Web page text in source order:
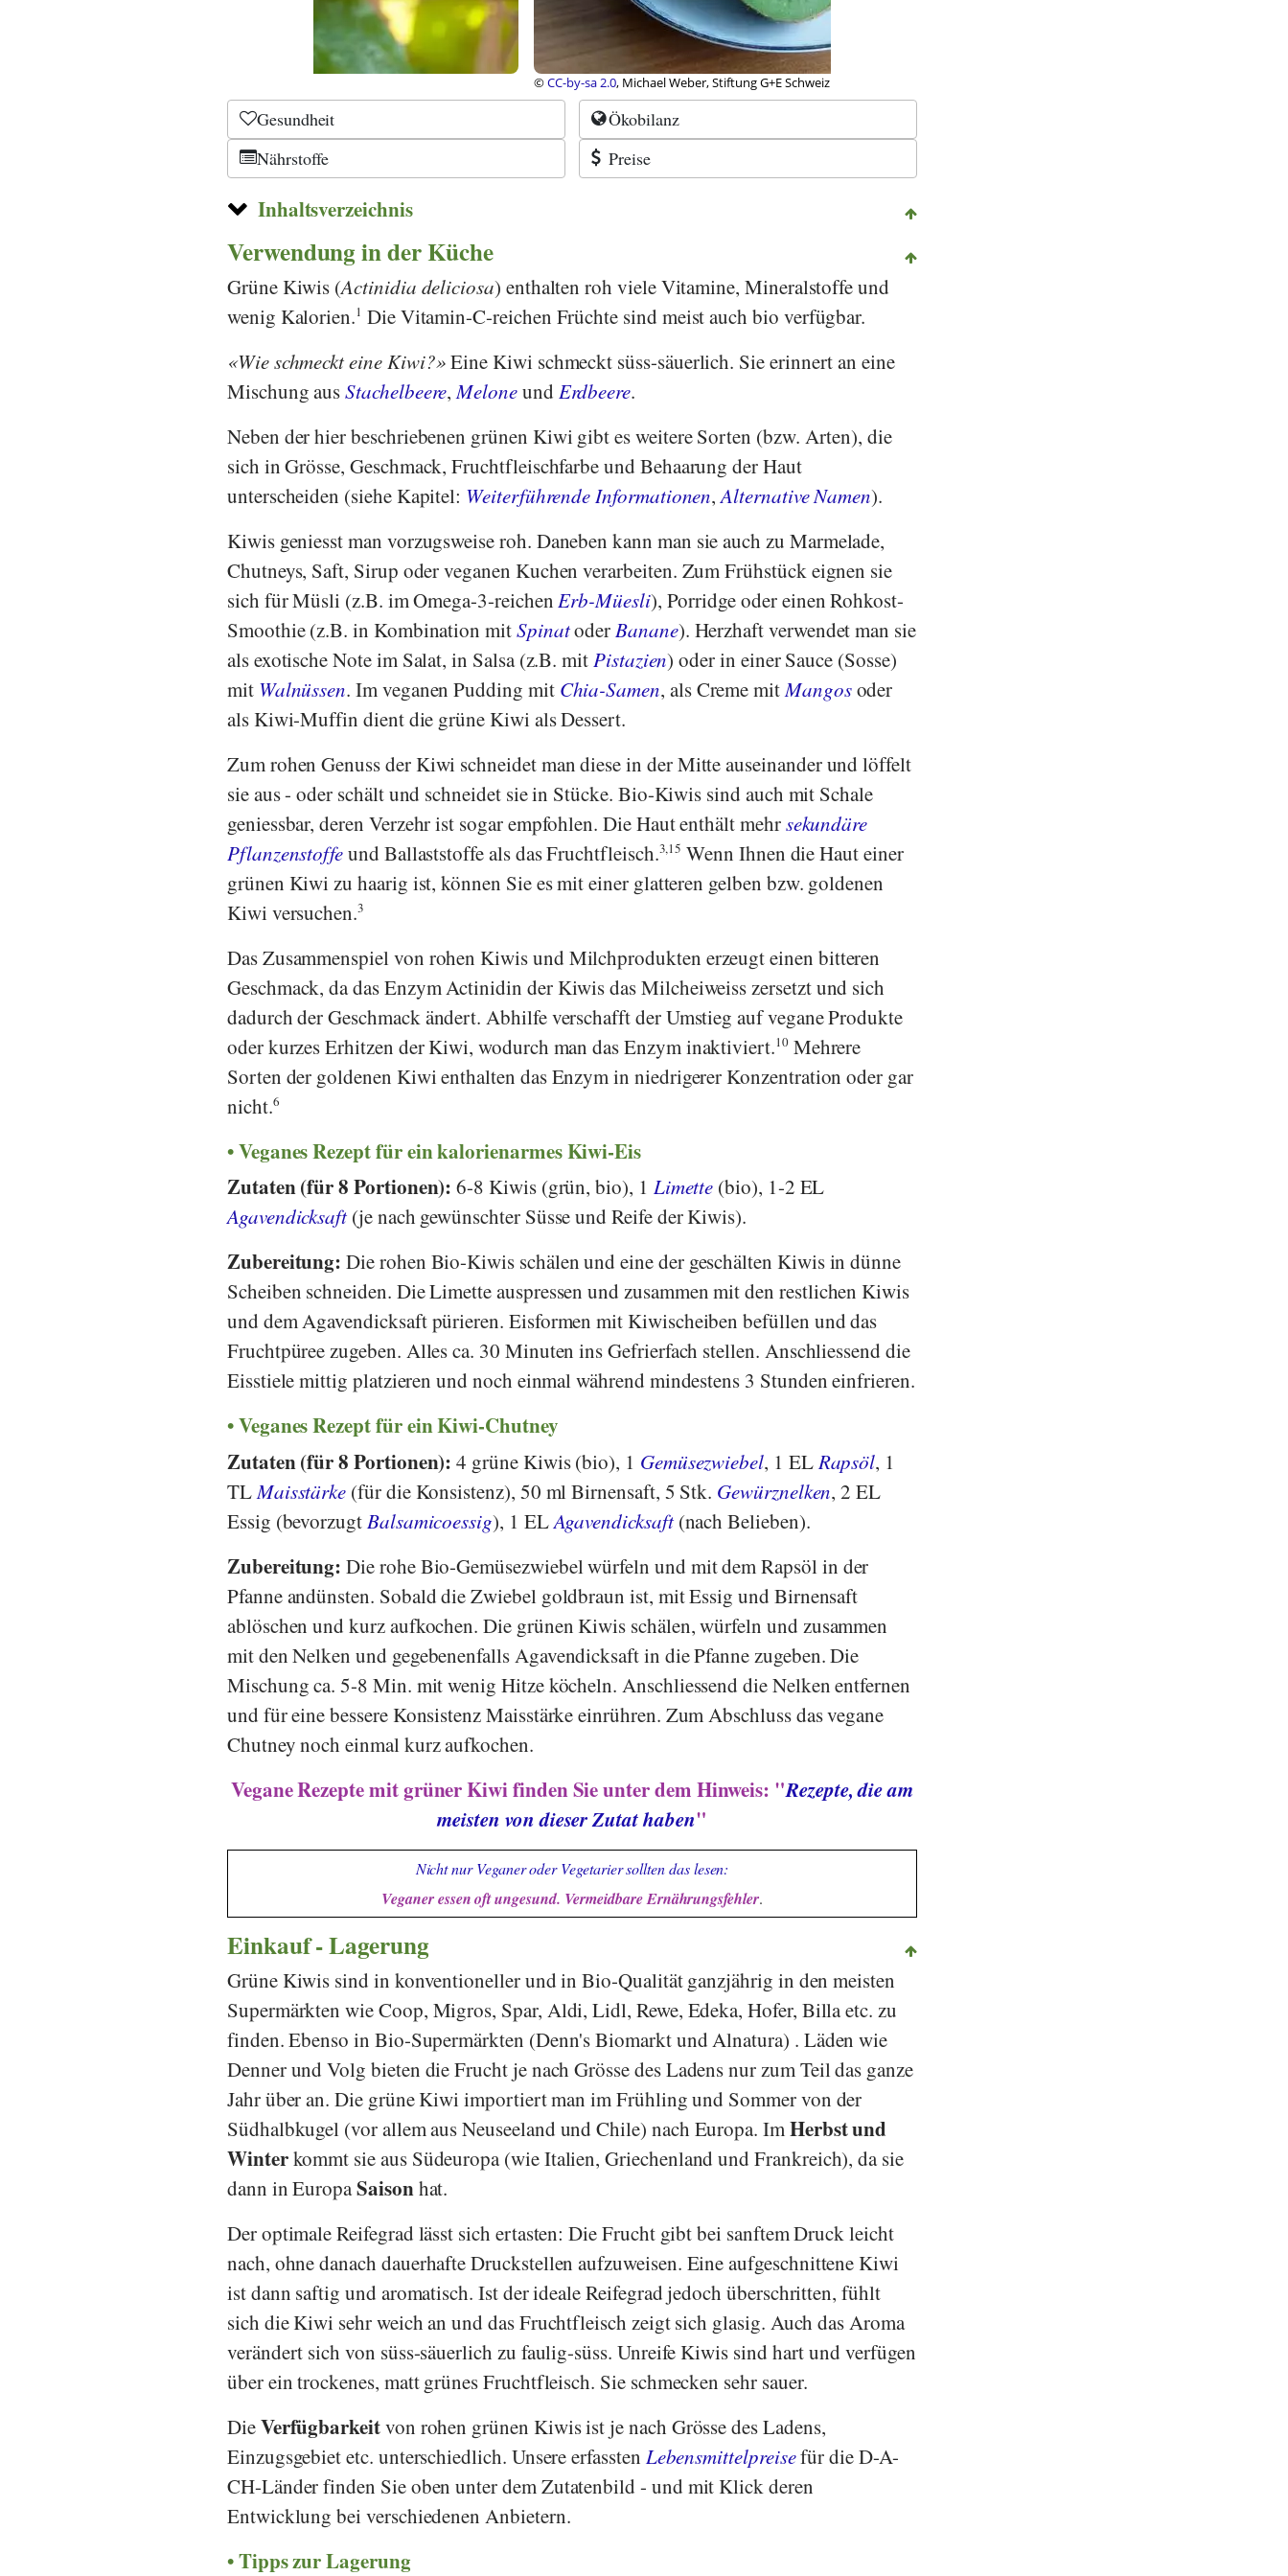
, Michael Weber, Stiftung G+E Schweiz
Gesundheit
Ökobilanz
Nährstoffe
Preise
Inhaltsverzeichnis
Verwendung in der Küche
Grüne Kiwis (Actinidia deliciosa) enthalten roh viele Vitamine, Mineralstoffe und
wenig Kalorien.1 Die Vitamin-C-reichen Früchte sind meist auch bio verfügbar.
Wie schmeckt eine Kiwi? Eine Kiwi schmeckt süss-säuerlich. Sie erinnert an eine
Mischung ausStachelbeere,Meloneund Erdbeere.
Neben der hier beschriebenen grünen Kiwi gibt es weitere Sorten (bzw. Arten), die
sich in Grösse, Geschmack, Fruchtfleischfarbe und Behaarung der Haut
unterscheiden (siehe Kapitel: Weiterführende Informationen,Alternative Namen).
Kiwis geniesst man vorzugsweise roh. Daneben kann man sie auch zu Marmelade,
Chutneys, Saft, Sirup oder veganen Kuchen verarbeiten. Zum Frühstück eignen sie
sich für Müsli (z.B. im Omega-3-reichenErb-Müesli), Porridge oder einen Rohkost-
Smoothie (z.B. in Kombination mitSpinatoderBanane). Herzhaft verwendet man sie
als exotische Note im Salat, in Salsa (z.B. mitPistazien) oder in einer Sauce (Sosse)
mit Walnüssen. Im veganen Pudding mit Chia-Samen, als Creme mitMangosoder
als Kiwi-Muffin dient die grüne Kiwi als Dessert.
Zum rohen Genuss der Kiwi schneidet man diese in der Mitte auseinander und löffelt
sie aus - oder schält und schneidet sie in Stücke. Bio-Kiwis sind auch mit Schale
geniessbar, deren Verzehr ist sogar empfohlen. Die Haut enthält mehrsekundäre
Pflanzenstoffeund Ballaststoffe als das Fruchtfleisch.3,15 Wenn Ihnen die Haut einer
grünen Kiwi zu haarig ist, können Sie es mit einer glatteren gelben bzw. goldenen
Kiwi versuchen.3
Das Zusammenspiel von rohen Kiwis und Milchprodukten erzeugt einen bitteren
Geschmack, da das Enzym Actinidin der Kiwis das Milcheiweiss zersetzt und sich
dadurch der Geschmack ändert. Abhilfe verschafft der Umstieg auf vegane Produkte
oder kurzes Erhitzen der Kiwi, wodurch man das Enzym inaktiviert.10Mehrere
Sorten der goldenen Kiwi enthalten das Enzym in niedrigerer Konzentration oder gar
nicht.6
Veganes Rezept für ein kalorienarmes Kiwi-Eis
Zutaten (für 8 Portionen):6-8 Kiwis (grün, bio), 1 Limette (bio), 1-2 EL
Agavendicksaft(je nach gewünschter Süsse und Reife der Kiwis).
Zubereitung:Die rohen Bio-Kiwis schälen und eine der geschälten Kiwis in dünne
Scheiben schneiden. Die Limette auspressen und zusammen mit den restlichen Kiwis
und dem Agavendicksaft pürieren. Eisformen mit Kiwischeiben befüllen und das
Fruchtpüree zugeben. Alles ca. 30 Minuten ins Gefrierfach stellen. Anschliessend die
Eisstiele mittig platzieren und noch einmal während mindestens 3 Stunden einfrieren.
Veganes Rezept für ein Kiwi-Chutney
Zutaten (für 8 Portionen):4 grüne Kiwis (bio), 1 Gemüsezwiebel, 1 EL Rapsöl, 1
TL Maisstärke (für die Konsistenz), 50 ml Birnensaft, 5 Stk. Gewürznelken, 2 EL
Essig (bevorzugt Balsamicoessig), 1 ELAgavendicksaft(nach Belieben).
Zubereitung:Die rohe Bio-Gemüsezwiebel würfeln und mit dem Rapsöl in der
Pfanne andünsten. Sobald die Zwiebel goldbraun ist, mit Essig und Birnensaft
ablöschen und kurz aufkochen. Die grünen Kiwis schälen, würfeln und zusammen
mit den Nelken und gegebenenfalls Agavendicksaft in die Pfanne zugeben. Die
Mischung ca. 5-8 Min. mit wenig Hitze köcheln. Anschliessend die Nelken entfernen
und für eine bessere Konsistenz Maisstärke einrühren. Zum Abschluss das vegane
Chutney noch einmal kurz aufkochen.
Vegane Rezepte mit grüner Kiwi finden Sie unter dem Hinweis: "Rezepte, die am
meisten von dieser Zutat haben"
Nicht nur Veganer oder Vegetarier sollten das lesen:
Veganer essen oft ungesund. Vermeidbare Ernährungsfehler.
Einkauf - Lagerung
Grüne Kiwis sind in konventioneller und in Bio-Qualität ganzjährig in den meisten
Supermärkten wieCoop, Migros, Spar, Aldi,Lidl, Rewe, Edeka,Hofer, Billaetc. zu
finden. Ebenso in Bio-Supermärkten (Denn's BiomarktundAlnatura) . Läden wie
DennerundVolg bieten die Frucht je nach Grösse des Ladens nur zum Teil das ganze
Jahr über an. Die grüne Kiwi importiert man im Frühling und Sommer von der
Südhalbkugel (vor allem aus Neuseeland und Chile) nach Europa. ImHerbst und
Winterkommt sie aus Südeuropa (wie Italien, Griechenland und Frankreich), da sie
dann in EuropaSaisonhat.
Der optimale Reifegrad lässt sich ertasten: Die Frucht gibt bei sanftem Druck leicht
nach, ohne danach dauerhafte Druckstellen aufzuweisen. Eine aufgeschnittene Kiwi
ist dann saftig und aromatisch. Ist der ideale Reifegrad jedoch überschritten, fühlt
sich die Kiwi sehr weich an und das Fruchtfleisch zeigt sich glasig. Auch das Aroma
verändert sich von süss-säuerlich zu faulig-süss. Unreife Kiwis sind hart und verfügen
über ein trockenes, matt grünes Fruchtfleisch. Sie schmecken sehr sauer.
DieVerfügbarkeitvon rohen grünen Kiwis ist je nach Grösse des Ladens,
Einzugsgebiet etc. unterschiedlich. Unsere erfassten Lebensmittelpreisefür die D-A-
CH-Länder finden Sie oben unter dem Zutatenbild - und mit Klick deren
Entwicklung bei verschiedenen Anbietern.
Tipps zur Lagerung